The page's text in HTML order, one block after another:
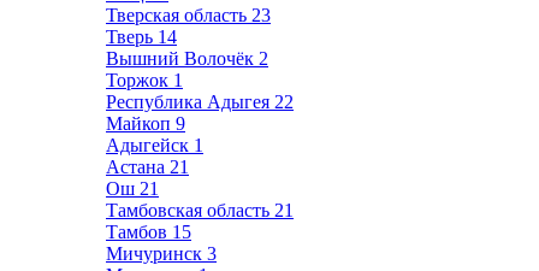
Тверская область 23
Тверь 14
Вышний Волочёк 2
Торжок 1
Республика Адыгея 22
Майкоп 9
Адыгейск 1
Астана 21
Ош 21
Тамбовская область 21
Тамбов 15
Мичуринск 3